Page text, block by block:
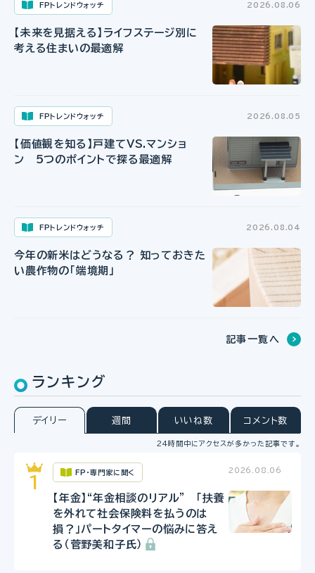
FPトレンドウォッチ 2026.08.06
【未来を見据える】ライフステージ別に
考える住まいの最適解
FPトレンドウォッチ 2026.08.05
【価値観を知る】戸建てVS.マンショ
ン 5つのポイントで探る最適解
FPトレンドウォッチ 2026.08.04
今年の新米はどうなる？ 知っておきた
い農作物の「端境期」
記事一覧へ
ランキング
デイリー 週間 いいね数 コメント数
24時間中にアクセスが多かった記事です。
FP・専門家に聞く 2026.08.06
【年金】“年金相談のリアル” 「扶養
を外れて社会保険料を払うのは
損？」パートタイマーの悩みに答え
る（菅野美和子氏）